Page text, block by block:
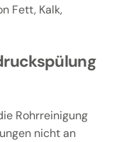
Fett, Kalk,
Rohrreinigung
nicht an